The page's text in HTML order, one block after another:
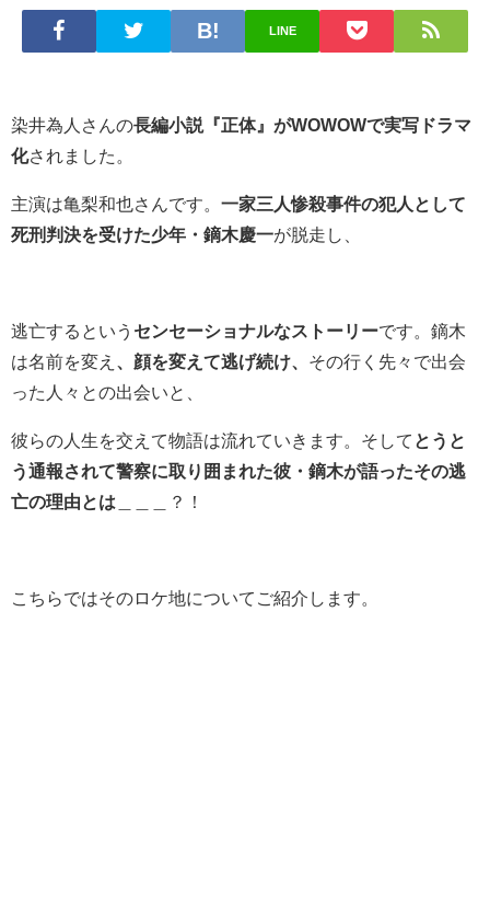
LINE
染井為人さんの長編小説『正体』がWOWOWで実写ドラマ
化されました。
主演は亀梨和也さんです。 一家三人惨殺事件の犯人として
死刑判決を受けた少年・鏑木慶一が脱走し、
逃亡するという センセーショナルなストーリーです。鏑木
は名前を変え
、顔を変えて逃げ続け、 その行く先々で出会
った人々との出会いと、
彼らの人生を交えて物語は流れていきます。そして とうと
う通報されて警察に取り囲まれた彼・鏑木が語ったその逃
亡の理由とは ＿＿＿？！
こちらではそのロケ地についてご紹介します。